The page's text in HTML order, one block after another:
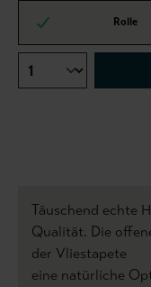
Rolle
Täuschend echte
Qualität. Die
der Vliestapete
eine natürliche